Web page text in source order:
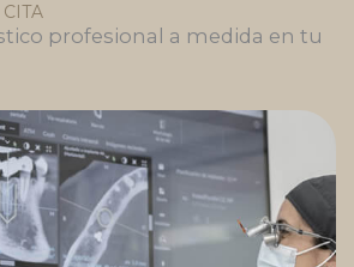
profesional a medida en tu